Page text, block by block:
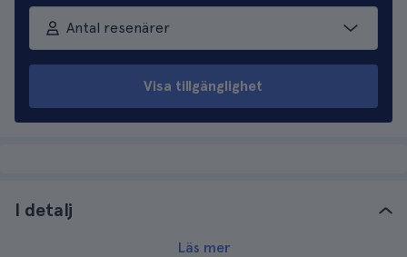
Antal resenärer
Visa tillgänglighet
I detalj
Läs mer